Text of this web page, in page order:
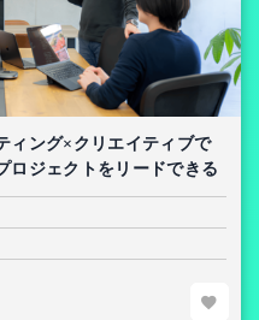
ィング×クリエイティブで
ロジェクトをリードできる